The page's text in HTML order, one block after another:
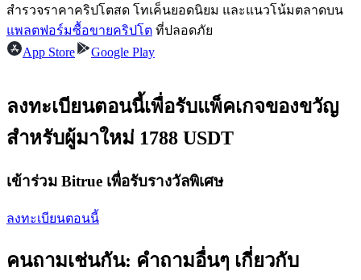
สำรวจราคาคริปโตสด โทเค็นยอดนิยม และแนวโน้มตลาดบน
แพลตฟอร์มซื้อขายคริปโต ที่ปลอดภัย
App Store
Google Play
ลงทะเบียนตอนนี้เพื่อรับแพ็คเกจของขวัญ
สำหรับผู้มาใหม่ 1788 USDT
เข้าร่วม Bitrue เพื่อรับรางวัลพิเศษ
ลงทะเบียนตอนนี้
คนถามเช่นกัน: คำถามอื่นๆ เกี่ยวกับ